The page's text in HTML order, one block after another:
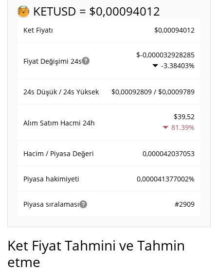
KETUSD = $0,00094012
Ket Fiyatı $0,00094012
Fiyat Değişimi 24s
$-0,000032928285
-3.38403%
24s Düşük / 24s Yüksek $0,00092809 / $0,0009789
Alım Satım Hacmi 24h
$39,52
81.39%
Hacim / Piyasa Değeri 0,000042037053
Piyasa hakimiyeti 0,000041377002%
Piyasa sıralaması #2909
Ket Fiyat Tahmini ve Tahmin
etme